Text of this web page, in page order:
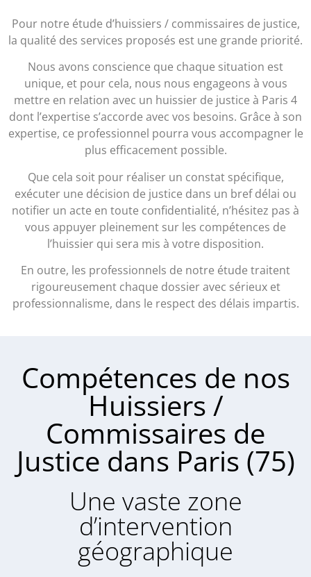
Pour notre étude d’huissiers / commissaires de justice,
la qualité des services proposés est une grande priorité.
Nous avons conscience que chaque situation est
unique, et pour cela, nous nous engageons à vous
mettre en relation avec un huissier de justice à Paris 4
dont l’expertise s’accorde avec vos besoins. Grâce à son
expertise, ce professionnel pourra vous accompagner le
plus efficacement possible.
Que cela soit pour réaliser un constat spécifique,
exécuter une décision de justice dans un bref délai ou
notifier un acte en toute confidentialité, n’hésitez pas à
vous appuyer pleinement sur les compétences de
l’huissier qui sera mis à votre disposition.
En outre, les professionnels de notre étude traitent
rigoureusement chaque dossier avec sérieux et
professionnalisme, dans le respect des délais impartis.
Compétences de nos
Huissiers /
Commissaires de
Justice dans Paris (75)
Une vaste zone
d’intervention
géographique